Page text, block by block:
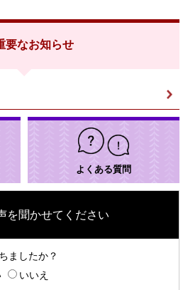
要なお知らせ
よくある質問
を聞かせてください
ましたか？
いいえ